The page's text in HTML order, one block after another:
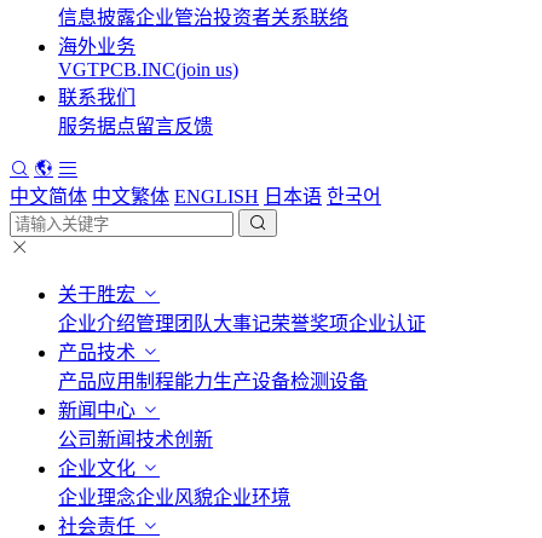
信息披露企业管治投资者关系联络
海外业务
VGTPCB.INC(join us)
联系我们
服务据点留言反馈
中文简体 中文繁体 ENGLISH 日本语 한국어
关于胜宏
企业介绍管理团队大事记荣誉奖项企业认证
产品技术
产品应用制程能力生产设备检测设备
新闻中心
公司新闻技术创新
企业文化
企业理念企业风貌企业环境
社会责任